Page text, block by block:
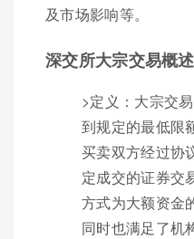
及市场影响等。
深交所大宗交易概述
>定义：大宗交
到规定的最低限
买卖双方经过协
定成交的证券交
方式为大额资金
同时也满足了机